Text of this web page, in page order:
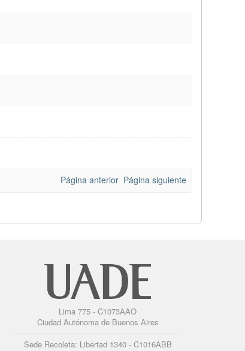
Página anterior Página siguiente
Lima 775 - C1073AAO
Ciudad Autónoma de Buenos Aires
Sede Recoleta: Libertad 1340 - C1016ABB